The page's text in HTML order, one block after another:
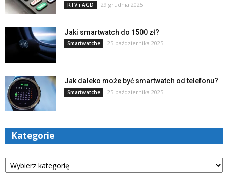
RTV i AGD 29 grudnia 2025
Jaki smartwatch do 1500 zł?
Smartwatche 25 października 2025
Jak daleko może być smartwatch od telefonu?
Smartwatche 25 października 2025
Kategorie
Kategorie